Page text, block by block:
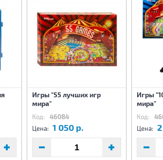
Игры "55 лучших игр
мира"
Код: 46084
Цена: 1 050 р.
Игры
мира"
Код:
Цена: